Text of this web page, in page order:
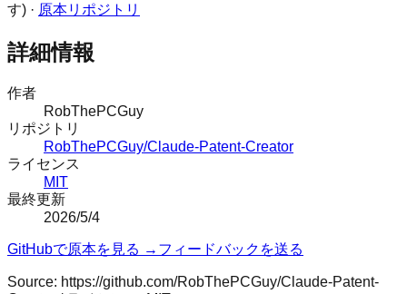
す) · 原本リポジトリ
詳細情報
作者
RobThePCGuy
リポジトリ
RobThePCGuy/Claude-Patent-Creator
ライセンス
MIT
最終更新
2026/5/4
GitHubで原本を見る → フィードバックを送る
Source: https://github.com/RobThePCGuy/Claude-Patent-